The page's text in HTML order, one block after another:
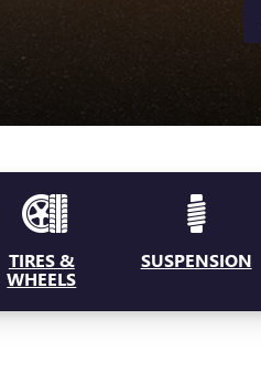
TIRES &
WHEELS
SUSPENSION